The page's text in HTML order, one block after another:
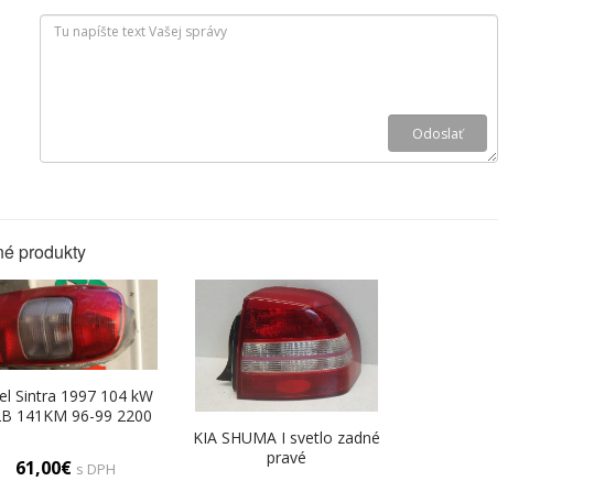
produkty
Sintra 1997 104 kW
141KM 96-99 2200
61,00€ s DPH
KIA SHUMA I svetlo zadné
pravé